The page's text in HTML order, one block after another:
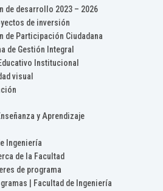
de desarrollo 2023 – 2026
de inversión
de Participación Ciudadana
de Gestión Integral
Institucional
visual
y Aprendizaje
Ingeniería
de la Facultad
de programa
| Facultad de Ingeniería